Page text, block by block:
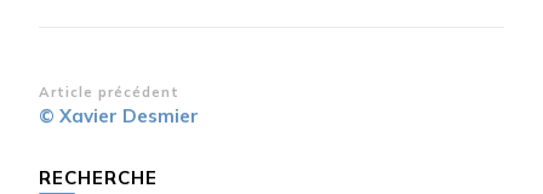
Navigation
d’article
Article précédent
© Xavier Desmier
RECHERCHE